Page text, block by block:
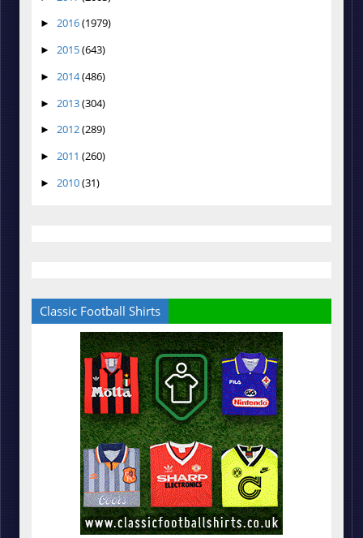
► 2016(1979)
► 2015(643)
► 2014(486)
► 2013(304)
► 2012(289)
► 2011 (260)
► 2010(31)
Classic Football Shirts